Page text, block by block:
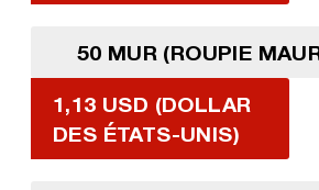
50 MUR (ROUPIE
1,13 USD (DOLLAR
DES ÉTATS-UNIS)